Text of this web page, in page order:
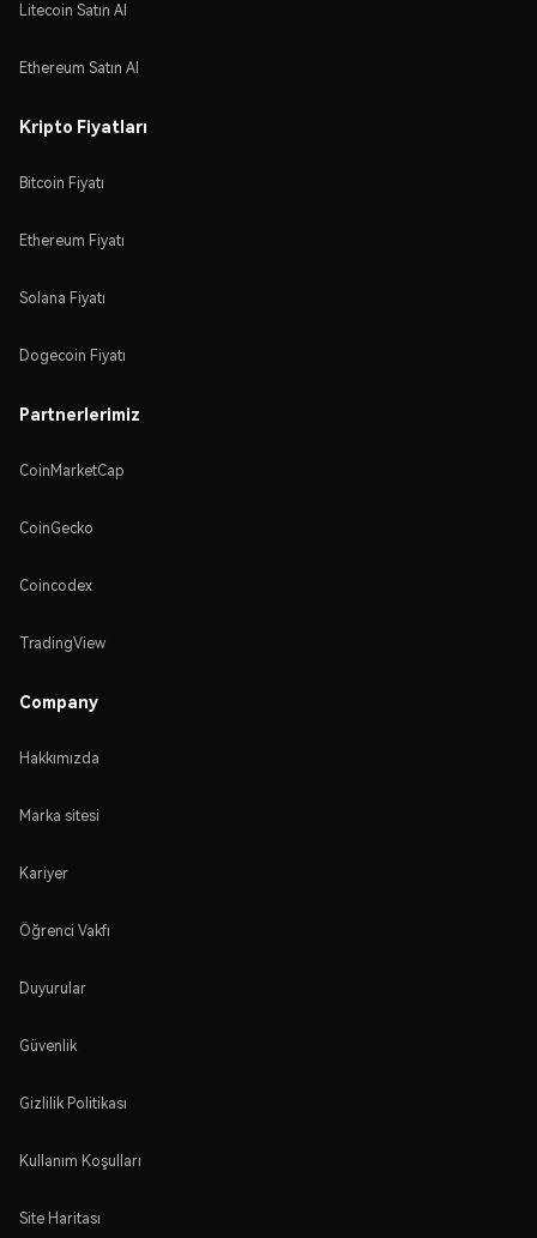
Litecoin Satın Al
Ethereum Satın Al
Kripto Fiyatları
Bitcoin Fiyatı
Ethereum Fiyatı
Solana Fiyatı
Dogecoin Fiyatı
Partnerlerimiz
CoinMarketCap
CoinGecko
Coincodex
TradingView
Company
Hakkımızda
Marka sitesi
Kariyer
Öğrenci Vakfı
Duyurular
Güvenlik
Gizlilik Politikası
Kullanım Koşulları
Site Haritası